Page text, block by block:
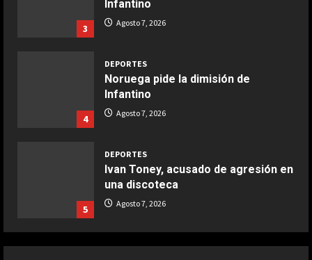
aire
COCINA
Buñuelos de alcachofas
5
COCINA
Ternera guisada con senderuelas
3
Infantino
Agosto 7, 2026
4
DEPORTES
Noruega pide la dimisión de
Infantino
Agosto 7, 2026
5
DEPORTES
Ivan Toney, acusado de agresión en
una discoteca
Agosto 7, 2026